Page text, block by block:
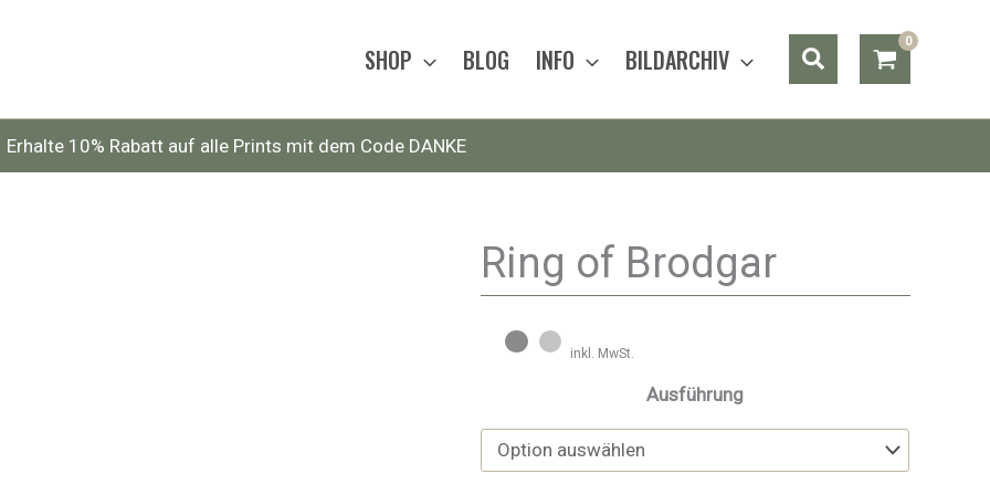
SHOP BLOG INFO BILDARCHIV Suchen
Erhalte 10% Rabatt auf alle Prints mit dem Code DANKE
Ring of Brodgar
inkl. MwSt.
Ausführung